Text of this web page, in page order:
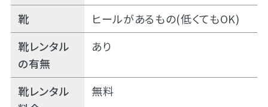
靴
ヒールがあるもの(低くてもOK)
靴レンタル
の有無
あり
靴レンタル
無料